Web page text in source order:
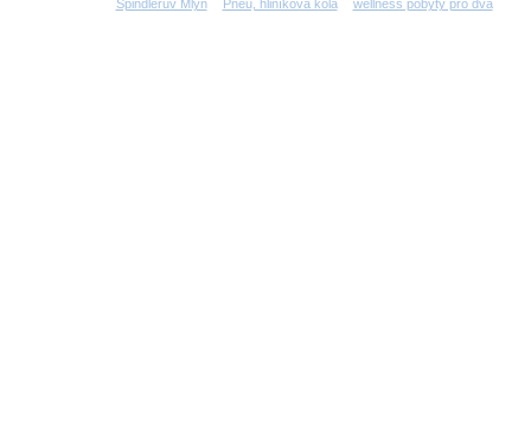
Špindlerův Mlýn Pneu, hliníková kola wellness pobyty pro dva